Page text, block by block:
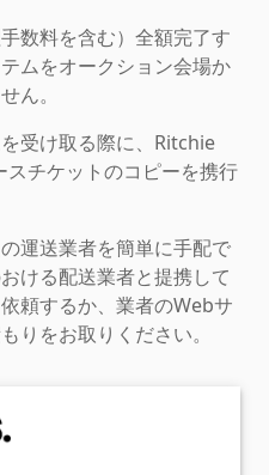
数料を含む）全額完了す
ムをオークション会場か
ん。
受け取る際に、Ritchie
チケットのコピーを携行
運送業者を簡単に手配で
ける配送業者と提携して
頼するか、業者のWebサ
りをお取りください。